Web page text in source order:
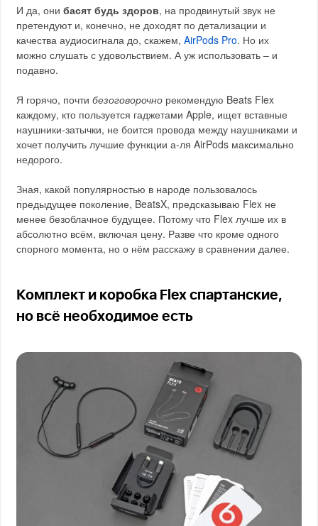
И да, онибасят будь здоров, на продвинутый звук не
претендуют и, конечно, не доходят по детализации и
качества аудиосигнала до, скажем,AirPods Pro. Но их
можно слушать с удовольствием. А уж использовать – и
подавно.
Я горячо, почтибезоговорочно рекомендую Beats Flex
каждому, кто пользуется гаджетами Apple, ищет вставные
наушники-затычки, не боится провода между наушниками и
хочет получить лучшие функции а-ля AirPods максимально
недорого.
Зная, какой популярностью в народе пользовалось
предыдущее поколение, BeatsX, предсказываю Flex не
менее безоблачное будущее. Потому что Flex лучше их в
абсолютно всём, включая цену. Разве что кроме одного
спорного момента, но о нём расскажу в сравнении далее.
Комплект и коробка Flex спартанские,
но всё необходимое есть